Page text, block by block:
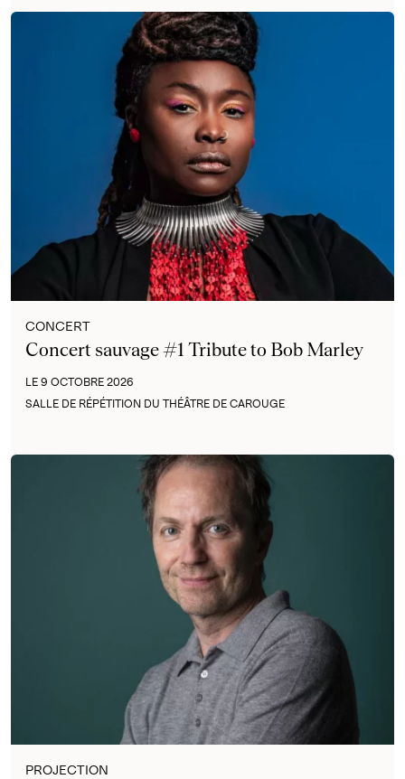
CONCERT
Concert sauvage #1 Tribute to Bob Marley
LE 9 OCTOBRE 2026
SALLE DE RÉPÉTITION DU THÉÂTRE DE CAROUGE
PROJECTION